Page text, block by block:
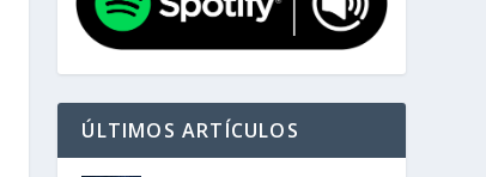
ÚLTIMOS ARTÍCULOS